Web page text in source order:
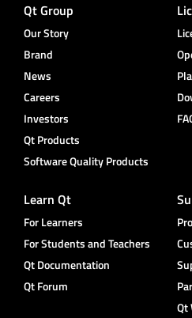
Qt Group
Our Story
Brand
News
Careers
Investors
Qt Products
Software Quality Products
Learn Qt
For Learners
For Students and Teachers
Qt Documentation
Qt Forum
Qt